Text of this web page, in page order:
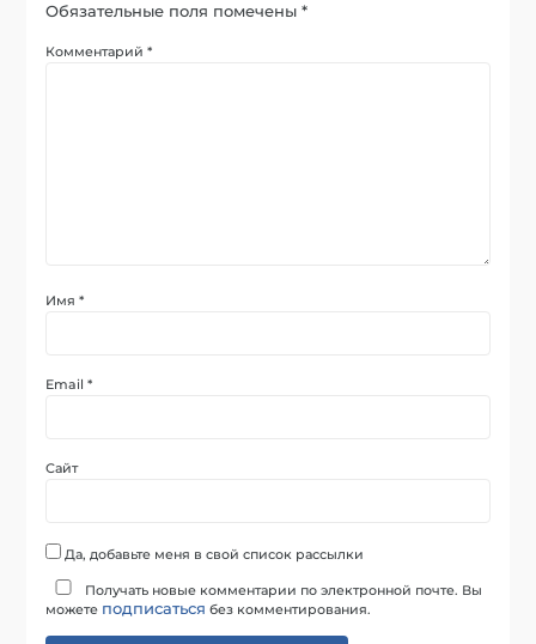
Обязательные поля помечены*
Комментарий*
Имя*
Email*
Сайт
Да, добавьте меня в свой список рассылки
Получать новые комментарии по электронной почте. Вы
можете подписаться без комментирования.